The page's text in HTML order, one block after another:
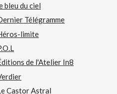
bleu du ciel
Télégramme
limite
de l'Atelier In8
Castor Astral